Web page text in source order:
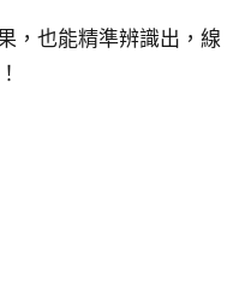
，也能精準辨識出，線